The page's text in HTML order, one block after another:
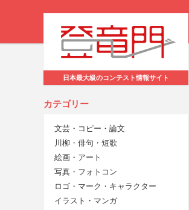
日本最大級のコンテスト情報サイト
カテゴリー
文芸・コピー・論文
川柳・俳句・短歌
絵画・アート
写真・フォトコン
ロゴ・マーク・キャラクター
イラスト・マンガ